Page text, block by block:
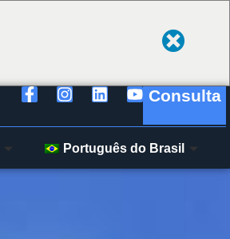
Consulta
Português do Brasil